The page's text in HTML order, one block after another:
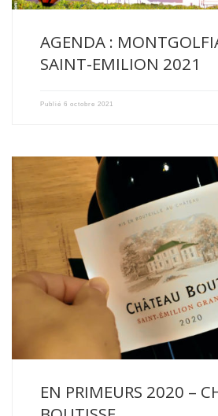
AGENDA :
SAINT-EMILION 2021
Publié 6 octobre 2021
The 2020 vintage is an early vintage. The
EN PRIMEURS 2020 –